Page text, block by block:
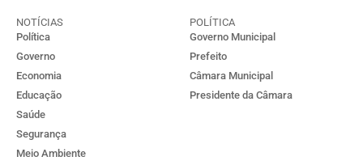
NOTÍCIAS
Política
Governo
Economia
Educação
Saúde
Segurança
Meio Ambiente
POLÍTICA
Governo Municipal
Prefeito
Câmara Municipal
Presidente da Câmara